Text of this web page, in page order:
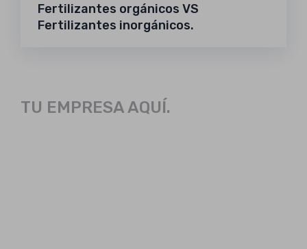
Fertilizantes orgánicos VS
Fertilizantes inorgánicos.
TU EMPRESA AQUÍ.